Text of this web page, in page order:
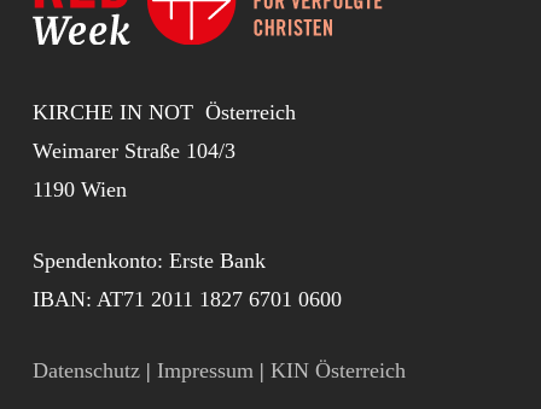
KIRCHE IN NOT Österreich
Weimarer Straße 104/3
1190 Wien
Spendenkonto: Erste Bank
IBAN: AT71 2011 1827 6701 0600
Datenschutz| Impressum| KIN Österreich